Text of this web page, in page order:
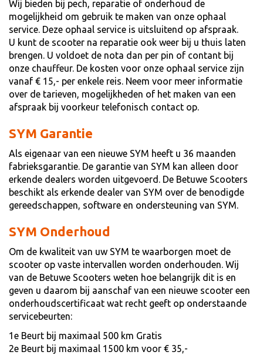
Wij bieden bij pech, reparatie of onderhoud de
mogelijkheid om gebruik te maken van onze ophaal
service. Deze ophaal service is uitsluitend op afspraak.
U kunt de scooter na reparatie ook weer bij u thuis laten
brengen. U voldoet de nota dan per pin of contant bij
onze chauffeur. De kosten voor onze ophaal service zijn
vanaf € 15,- per enkele reis. Neem voor meer informatie
over de tarieven, mogelijkheden of het maken van een
afspraak bij voorkeur telefonisch contact op.
SYM Garantie
Als eigenaar van een nieuwe SYM heeft u 36 maanden
fabrieksgarantie. De garantie van SYM kan alleen door
erkende dealers worden uitgevoerd. De Betuwe Scooters
beschikt als erkende dealer van SYM over de benodigde
gereedschappen, software en ondersteuning van SYM.
SYM Onderhoud
Om de kwaliteit van uw SYM te waarborgen moet de
scooter op vaste intervallen worden onderhouden. Wij
van de Betuwe Scooters weten hoe belangrijk dit is en
geven u daarom bij aanschaf van een nieuwe scooter een
onderhoudscertificaat wat recht geeft op onderstaande
servicebeurten:
1e Beurt bij maximaal 500 km Gratis
2e Beurt bij maximaal 1500 km voor € 35,-